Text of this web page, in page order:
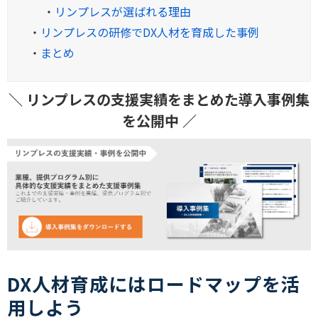
・ リンプレスが選ばれる理由
・ リンプレスの研修でDX人材を育成した事例
・ まとめ
＼ リンプレスの支援実績をまとめた導入事例集
を公開中 ／
DX人材育成にはロードマップを活
用しよう